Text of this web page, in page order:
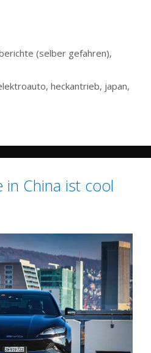
(selber gefahren),
, heckantrieb, japan,
in China ist cool